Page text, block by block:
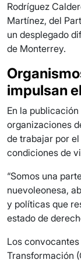
Rodríguez
Martínez, del
un desplegado
de Monterrey.
impulsan
En la
organizaciones
de trabajar por
condiciones de
“Somos una
nuevoleonesa,
y políticas que
estado de
Los
Transformación